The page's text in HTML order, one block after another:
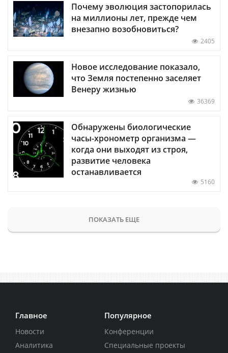
Почему эволюция застопорилась
на миллионы лет, прежде чем
внезапно возобновиться?
2405
Новое исследование показало,
что Земля постепенно заселяет
Венеру жизнью
36369
Обнаружены биологические
часы-хронометр организма —
когда они выходят из строя,
развитие человека
останавливается
5160
ПОКАЗАТЬ ЕЩЕ
Главное
Новости
Аналитика
Популярное
Конференции
Специальные проекты